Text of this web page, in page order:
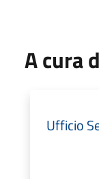
A cura
Ufficio